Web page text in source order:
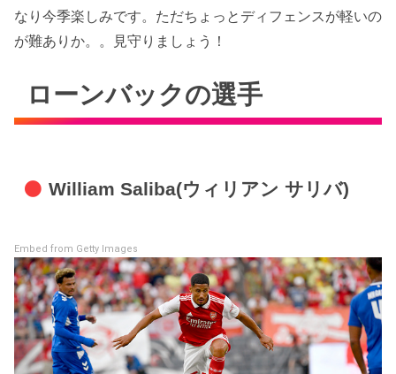
なり今季楽しみです。ただちょっとディフェンスが軽いの
が難ありか。。見守りましょう！
ローンバックの選手
William Saliba(ウィリアン サリバ)
Embed from Getty Images